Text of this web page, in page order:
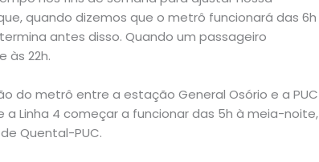
quando dizemos que o metrô funcionará das 6h
antes disso. Quando um passageiro
às 22h.
do metrô entre a estação General Osório e a PUC
Linha 4 começar a funcionar das 5h à meia-noite,
Quental-PUC.